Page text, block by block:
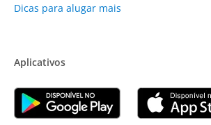
Dicas para alugar mais
Aplicativos